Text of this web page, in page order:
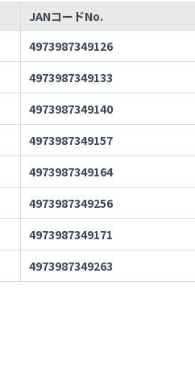
JANコードNo.
4973987349126
4973987349133
4973987349140
4973987349157
4973987349164
4973987349256
4973987349171
4973987349263